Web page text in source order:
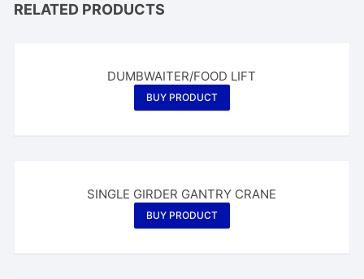
RELATED PRODUCTS
DUMBWAITER/FOOD LIFT
BUY PRODUCT
SINGLE GIRDER GANTRY CRANE
BUY PRODUCT